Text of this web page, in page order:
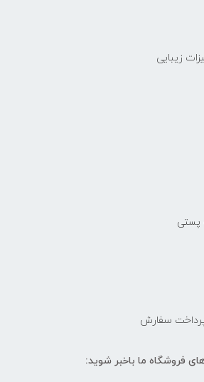
زیبایی
پستی
پرداخت سفارش
فروشگاه ما باخبر شوید: